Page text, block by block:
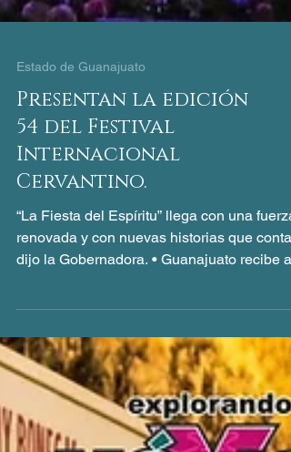
Estado de Guanajuato
Presentan la edición
54 del Festival
Internacional
“La Fiesta del Espíritu” llega con una fuerza
dijo la Gobernadora. • Guanajuato recibe al
mundo con los brazos abiertos, ¡porque
las culturas se encuentran, dialogan y nos
unen!: Libia Dennise. • La edición 2026
permitirá celebrar el centenario del